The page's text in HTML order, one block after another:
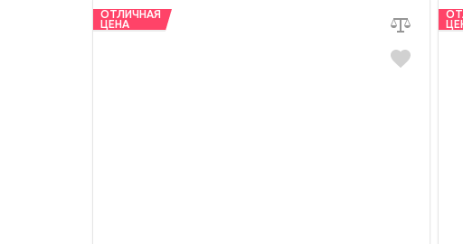
ОТЛИЧНАЯ
ЦЕНА